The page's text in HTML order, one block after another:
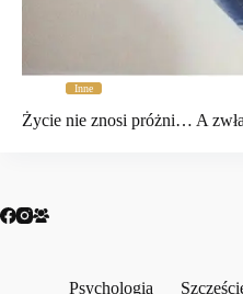
Inne
Życie nie znosi próżni… A
Psychologia